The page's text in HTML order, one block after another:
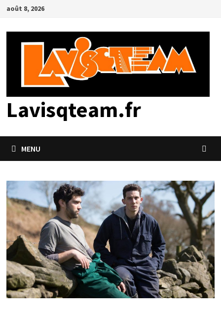
Passer
contenu
août 8, 2026
Lavisqteam.fr
MENU